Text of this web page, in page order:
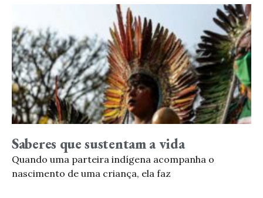
Saberes que sustentam a vida
Quando uma parteira indígena acompanha o
nascimento de uma criança, ela faz